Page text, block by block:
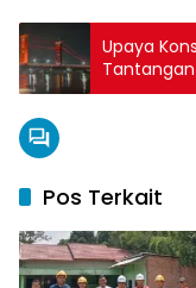
Upaya
Ekosistem
Pos Terkait